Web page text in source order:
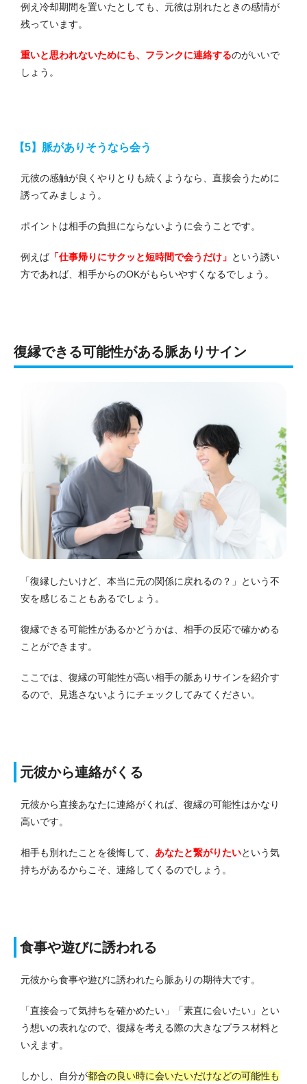
例え冷却期間を置いたとしても、元彼は別れたときの感情が
残っています。
重いと思われないためにも、フランクに連絡するのがいいで
しょう。
【5】脈がありそうなら会う
元彼の感触が良くやりとりも続くようなら、直接会うために
誘ってみましょう。
ポイントは相手の負担にならないように会うことです。
例えば 「仕事帰りにサクッと短時間で会うだけ」 という誘い
方であれば、相手からのOKがもらいやすくなるでしょう。
復縁できる可能性がある脈ありサイン
「復縁したいけど、本当に元の関係に戻れるの？」という不
安を感じることもあるでしょう。
復縁できる可能性があるかどうかは、相手の反応で確かめる
ことができます。
ここでは、復縁の可能性が高い相手の脈ありサインを紹介す
るので、見逃さないようにチェックしてみてください。
元彼から連絡がくる
元彼から直接あなたに連絡がくれば、復縁の可能性はかなり
高いです。
相手も別れたことを後悔して、 あなたと繋がりたいという気
持ちがあるからこそ、連絡してくるのでしょう。
食事や遊びに誘われる
元彼から食事や遊びに誘われたら脈ありの期待大です。
「直接会って気持ちを確かめたい」「素直に会いたい」とい
う想いの表れなので、復縁を考える際の大きなプラス材料と
いえます。
しかし、自分が都合の良い時に会いたいだけなどの可能性も